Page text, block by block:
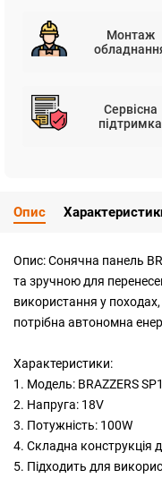
Монтаж
Сервісна
підтримка
Опис
Опис: Сонячна панель
та зручною для
використання у
потрібна автономна
Характеристики:
1. Модель: BRAZZERS
2. Напруга: 18V
3. Потужність: 100W
4. Складна конструкція
5. Підходить для